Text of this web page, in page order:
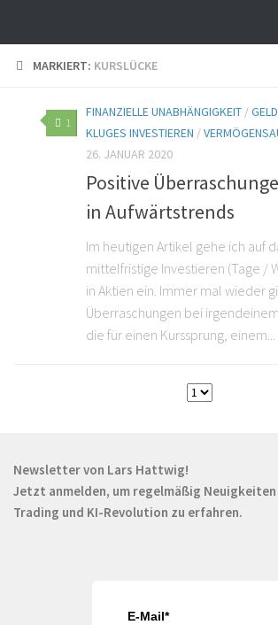
MARKIERT: KURSLÜCKE
1
FINANZIELLE UNABHÄNGIGKEIT /
KLUGES INVESTIEREN /
26. JANUAR 2020
Positive
in Aufwärtstrends
Im heutigen Artikel gehe ich auf
mittelfristige Investieren (Tage /
in Aktien ein. Immer mal wieder
Überraschungen bei
die für einen Kurssprung, einem...
Newsletter von Lars Hattwig!
Jetzt anmelden, um regelmäßig Neuigkeiten
Trading und KI-Revolution zu erfahren.
E-Mail*